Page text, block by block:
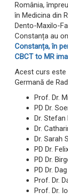
România,
în Medicina din
Dento-Maxilo-
Constanța au
Constanța, în
CBCT to MR
Acest curs este
Germană de
Prof. Dr.
PD Dr.
Dr. Stefan
Dr.
Dr. Sarah
PD Dr.
PD Dr.
PD Dr.
Prof. Dr.
Prof. Dr.